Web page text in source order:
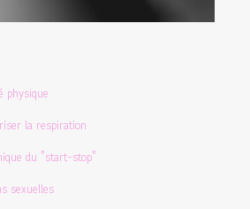
physique
la respiration
du "start-stop"
sexuelles